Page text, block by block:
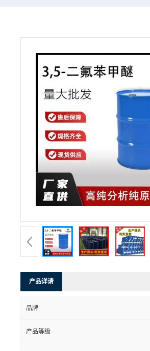
产品详请
品牌
产品等级